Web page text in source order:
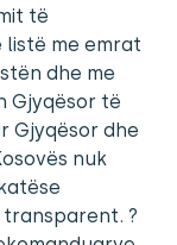
të
listë me emrat
dhe me
Gjyqësor të
Gjyqësor dhe
nuk
?